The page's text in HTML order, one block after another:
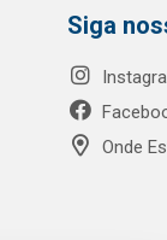
Siga
Onde